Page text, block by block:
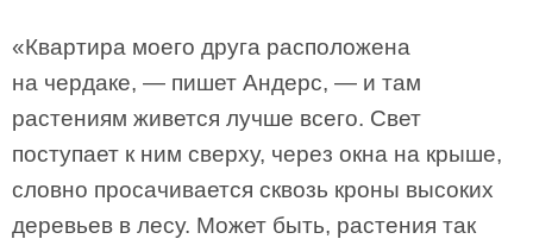
«Квартира моего друга расположена
на чердаке, — пишет Андерс, — и там
растениям живется лучше всего. Свет
поступает к ним сверху, через окна на крыше,
словно просачивается сквозь кроны высоких
деревьев в лесу. Может быть, растения так